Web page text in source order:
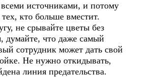
всеми источниками, и потому
кто больше вместит.
не срывайте цветы без
думайте, что даже самый
сотрудник может дать свой
Не нужно откидывать,
линия предательства.